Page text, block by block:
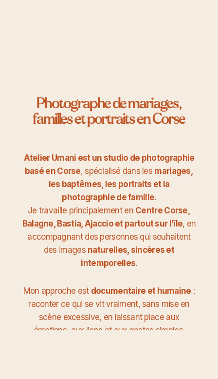
Photographe de mariages,
familles et portraits en Corse
Atelier Umani est un studio de photographie
basé en Corse, spécialisé dans les mariages,
les baptêmes, les portraits et la
photographie de famille.
Je travaille principalement en Centre Corse,
Balagne, Bastia, Ajaccio et partout sur l’île, en
accompagnant des personnes qui souhaitent
des images naturelles, sincères et
intemporelles.
Mon approche est documentaire et humaine :
raconter ce qui se vit vraiment, sans mise en
scène excessive, en laissant place aux
émotions, aux liens et aux gestes simples.